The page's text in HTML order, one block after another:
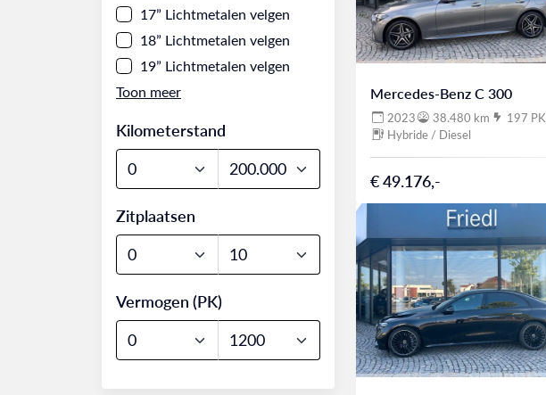
17” Lichtmetalen velgen
18” Lichtmetalen velgen
19” Lichtmetalen velgen
Kilometerstand
Zitplaatsen
Vermogen (PK)
Mercedes-Benz C 300
2023 38.480 km
197 PK
Hybride / Diesel
€ 49.176,-